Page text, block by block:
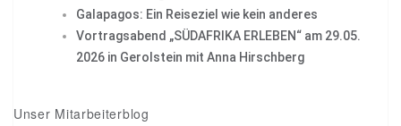
Galapagos: Ein Reiseziel wie kein anderes
Vortragsabend „SÜDAFRIKA ERLEBEN“ am 29.05.
2026 in Gerolstein mit Anna Hirschberg
Unser Mitarbeiterblog